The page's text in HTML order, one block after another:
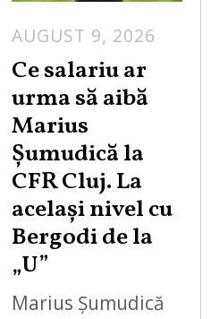
AUGUST 9, 2026
Ce salariu ar
urma să aibă
Marius
Șumudică la
CFR Cluj. La
același nivel cu
Bergodi de la
„U”
Marius Șumudică